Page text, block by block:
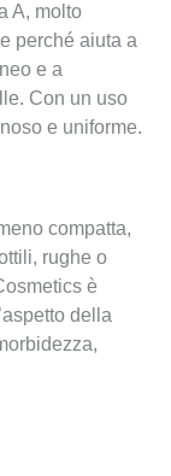
A, molto
perché aiuta a
e a
Con un uso
e uniforme.
compatta,
rughe o
è
della